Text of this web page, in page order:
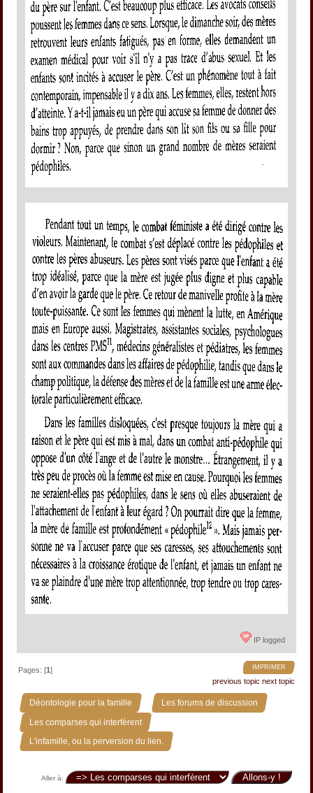
IP logged
IMPRIMER
Pages: [1]
previous topic next topic
Déontologie pour la famille » Les forums de discussion »
Les comparses qui interfèrent »
L'infamille, ou la perversion du lien.
Aller à: